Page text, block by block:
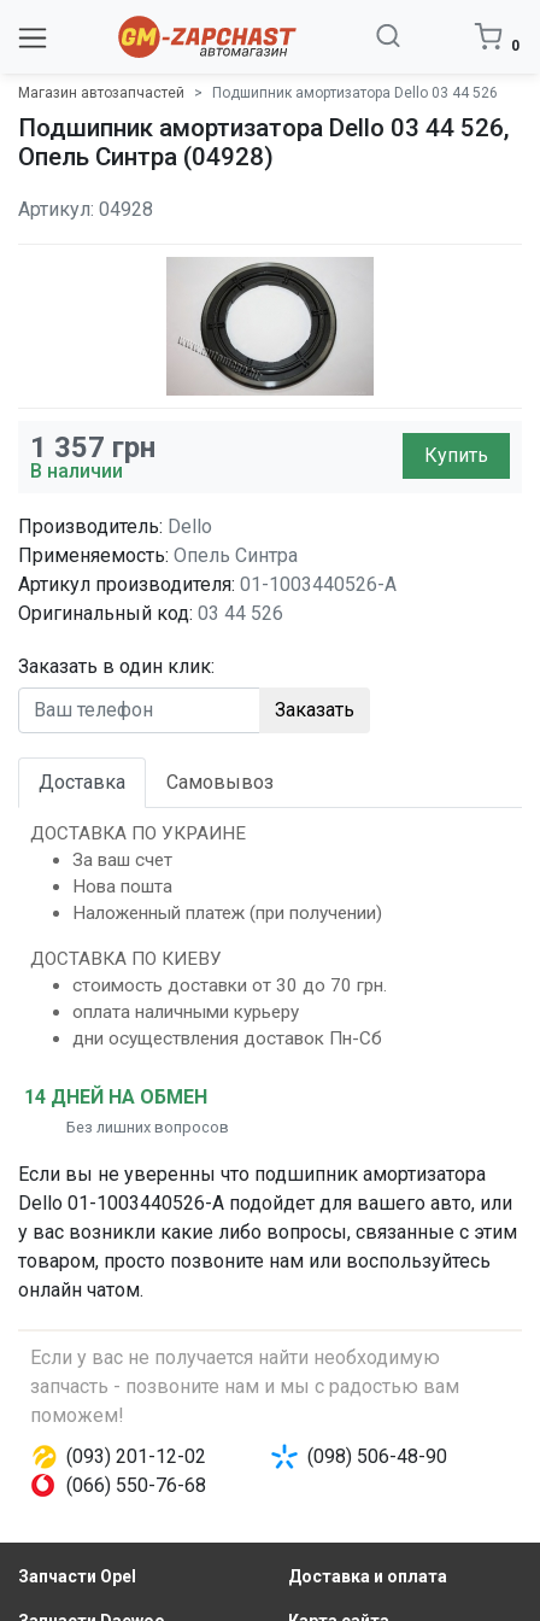
0
Магазин автозапчастей Подшипник амортизатора Dello 03 44 526
Подшипник амортизатора Dello 03 44 526,
Опель Синтра (04928)
Артикул: 04928
1 357 грн
В наличии
Купить
Производитель: Dello
Применяемость: Опель Синтра
Артикул производителя: 01-1003440526-A
Оригинальный код: 03 44 526
Заказать в один клик:
Заказать
Доставка Самовывоз
ДОСТАВКА ПО УКРАИНЕ
За ваш счет
Нова пошта
Наложенный платеж (при получении)
ДОСТАВКА ПО КИЕВУ
стоимость доставки от 30 до 70 грн.
оплата наличными курьеру
дни осуществления доставок Пн-Сб
14 ДНЕЙ НА ОБМЕН
Без лишних вопросов
Если вы не уверенны что подшипник амортизатора
Dello 01-1003440526-A подойдет для вашего авто, или
у вас возникли какие либо вопросы, связанные с этим
товаром, просто позвоните нам или воспользуйтесь
онлайн чатом.
Если у вас не получается найти необходимую
запчасть - позвоните нам и мы с радостью вам
поможем!
(093) 201-12-02
(098) 506-48-90
(066) 550-76-68
Запчасти Opel Доставка и оплата